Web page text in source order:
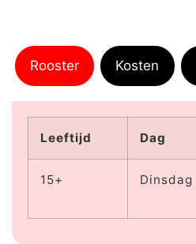
Rooster Kosten
Leeftijd Dag
15+ Dinsdag